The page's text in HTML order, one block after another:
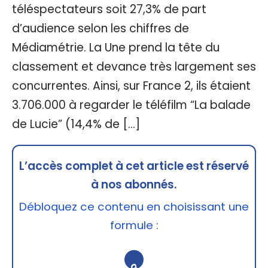
téléspectateurs soit 27,3% de part
d’audience selon les chiffres de
Médiamétrie. La Une prend la tête du
classement et devance très largement ses
concurrentes. Ainsi, sur France 2, ils étaient
3.706.000 à regarder le téléfilm “La balade
de Lucie” (14,4% de […]
L’accès complet à cet article est réservé
à nos abonnés.
Débloquez ce contenu en choisissant une
formule :